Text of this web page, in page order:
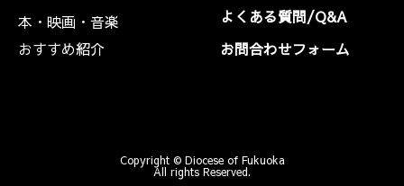
本・映画・音楽
おすすめ紹介
よくある質問/Q&A
お問合わせフォーム
Copyright © Diocese of Fukuoka
All rights Reserved.